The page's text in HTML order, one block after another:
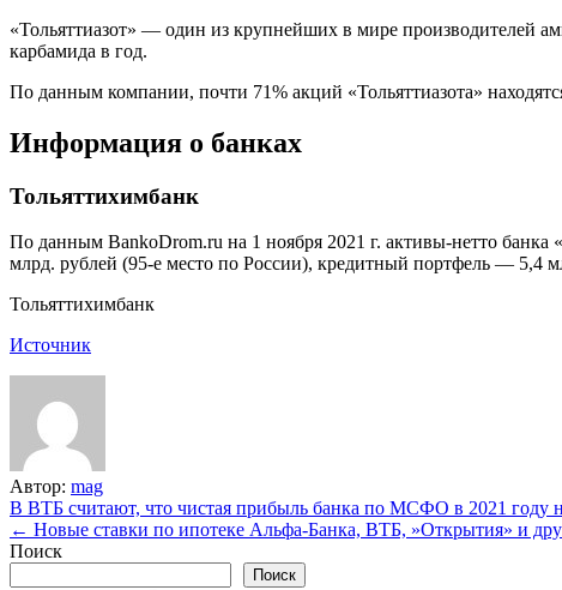
«Тольяттиазот» — один из крупнейших в мире производителей
карбамида в год.
По данным компании, почти 71% акций «Тольяттиазота»
Информация о банках
Тольяттихимбанк
По данным BankoDrom.ru на 1 ноября 2021 г. активы-нетто
млрд. рублей (95-е место по России), кредитный портфель — 5,4
Тольяттихимбанк
Источник
Автор: mag
Навигация
по
В ВТБ считают, что чистая прибыль банка по МСФО в 2021 году
← Новые ставки по ипотеке Альфа-Банка, ВТБ, ​»Открытия» и
Поиск
Поиск